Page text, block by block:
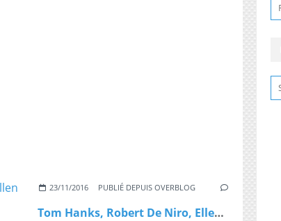
23/11/2016 PUBLIÉ DEPUIS OVERBLOG
Tom Hanks, Robert De Niro, Ellen DeGeneres font un Mannequin Challenge à la Maison Blanche